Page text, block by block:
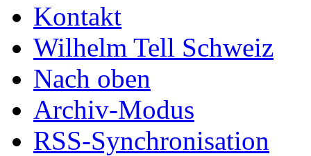
Kontakt
Wilhelm Tell Schweiz
Nach oben
Archiv-Modus
RSS-Synchronisation